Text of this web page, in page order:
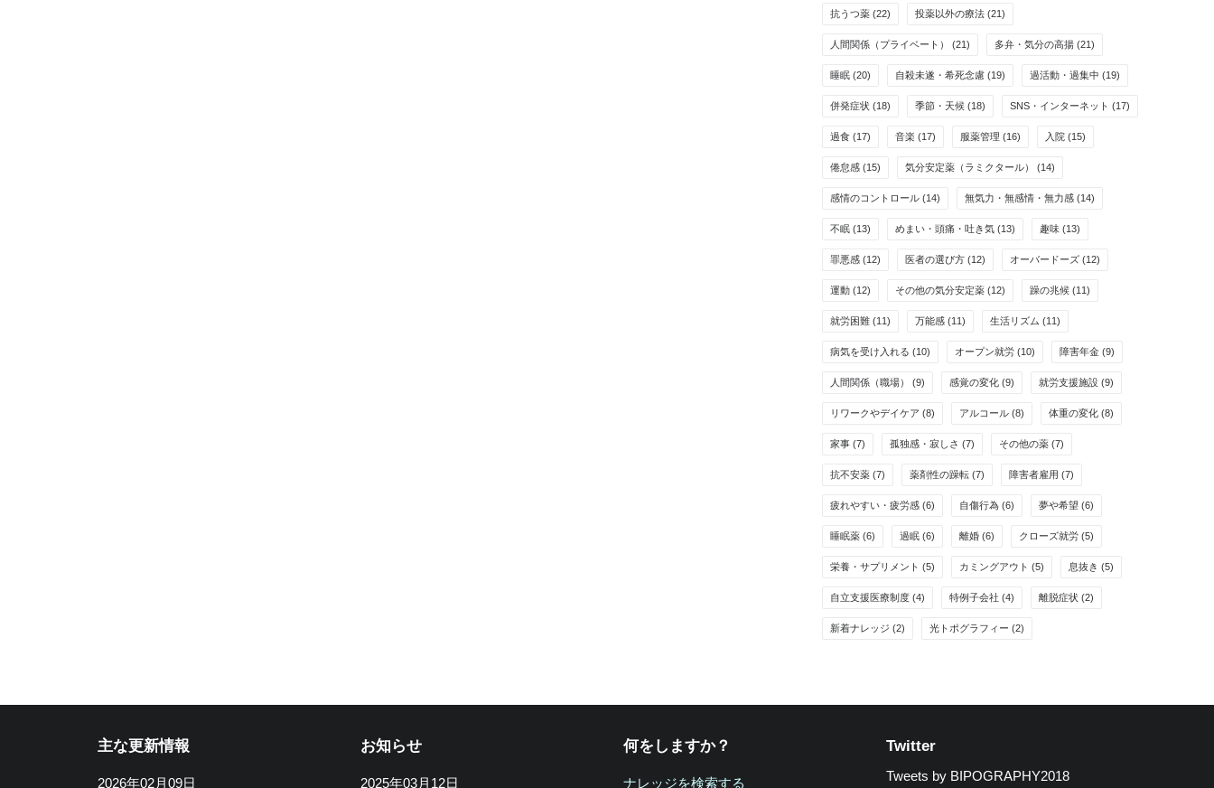
抗うつ薬 (22) 投薬以外の療法 (21)
人間関係（プライベート） (21) 多弁・気分の高揚 (21)
睡眠 (20) 自殺未遂・希死念慮 (19) 過活動・過集中 (19)
併発症状 (18) 季節・天候 (18) SNS・インターネット (17)
過食 (17) 音楽 (17) 服薬管理 (16) 入院 (15)
倦怠感 (15) 気分安定薬（ラミクタール） (14)
感情のコントロール (14) 無気力・無感情・無力感 (14)
不眠 (13) めまい・頭痛・吐き気 (13) 趣味 (13)
罪悪感 (12) 医者の選び方 (12) オーバードーズ (12)
運動 (12) その他の気分安定薬 (12) 躁の兆候 (11)
就労困難 (11) 万能感 (11) 生活リズム (11)
病気を受け入れる (10) オープン就労 (10) 障害年金 (9)
人間関係（職場） (9) 感覚の変化 (9) 就労支援施設 (9)
リワークやデイケア (8) アルコール (8) 体重の変化 (8)
家事 (7) 孤独感・寂しさ (7) その他の薬 (7)
抗不安薬 (7) 薬剤性の躁転 (7) 障害者雇用 (7)
疲れやすい・疲労感 (6) 自傷行為 (6) 夢や希望 (6)
睡眠薬 (6) 過眠 (6) 離婚 (6) クローズ就労 (5)
栄養・サプリメント (5) カミングアウト (5) 息抜き (5)
自立支援医療制度 (4) 特例子会社 (4) 離脱症状 (2)
新着ナレッジ (2) 光トポグラフィー (2)
主な更新情報
2026年02月09日
お知らせ
2025年03月12日
何をしますか？
ナレッジを検索する
Twitter
Tweets by BIPOGRAPHY2018